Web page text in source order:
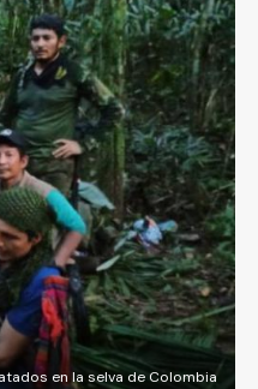
en la selva de Colombia